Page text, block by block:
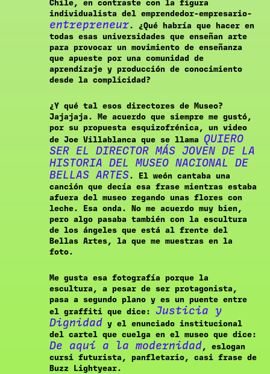
Chile, en contraste con la figura
individualista del emprendedor-empresario-
entrepreneur. ¿Qué habría que hacer en
todas esas universidades que enseñan arte
para provocar un movimiento de enseñanza
que apueste por una comunidad de
aprendizaje y producción de conocimiento
desde la complicidad?
¿Y qué tal esos directores de Museo?
Jajajaja. Me acuerdo que siempre me gustó,
por su propuesta esquizofrénica, un video
de Joe Villablanca que se llama QUIERO
SER EL DIRECTOR MÁS JOVEN DE LA
HISTORIA DEL MUSEO NACIONAL DE
BELLAS ARTES. El weón cantaba una
canción que decía esa frase mientras estaba
afuera del museo regando unas flores con
leche. Esa onda. No me acuerdo muy bien,
pero algo pasaba también con la escultura
de los ángeles que está al frente del
Bellas Artes, la que me muestras en la
foto.
Me gusta esa fotografía porque la
escultura, a pesar de ser protagonista,
pasa a segundo plano y es un puente entre
el graffiti que dice:Justicia y
Dignidad y el enunciado institucional
del cartel que cuelga en el museo que dice:
De aquí a la modernidad, eslogan
cursi futurista, panfletario, casi frase de
Buzz Lightyear.